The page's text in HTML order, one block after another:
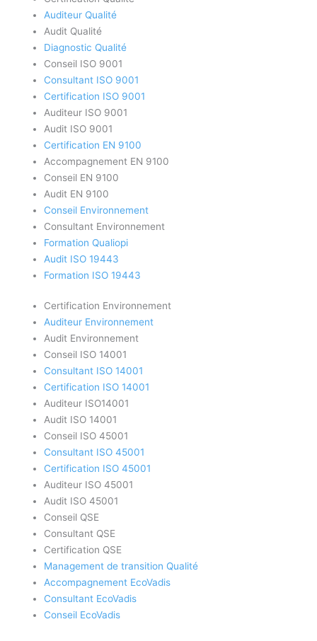
Auditeur Qualité
Audit Qualité
Diagnostic Qualité
Conseil ISO 9001
Consultant ISO 9001
Certification ISO 9001
Auditeur ISO 9001
Audit ISO 9001
Certification EN 9100
Accompagnement EN 9100
Conseil EN 9100
Audit EN 9100
Conseil Environnement
Consultant Environnement
Formation Qualiopi
Audit ISO 19443
Formation ISO 19443
Certification Environnement
Auditeur Environnement
Audit Environnement
Conseil ISO 14001
Consultant ISO 14001
Certification ISO 14001
Auditeur ISO14001
Audit ISO 14001
Conseil ISO 45001
Consultant ISO 45001
Certification ISO 45001
Auditeur ISO 45001
Audit ISO 45001
Conseil QSE
Consultant QSE
Certification QSE
Management de transition Qualité
Accompagnement EcoVadis
Consultant EcoVadis
Conseil EcoVadis